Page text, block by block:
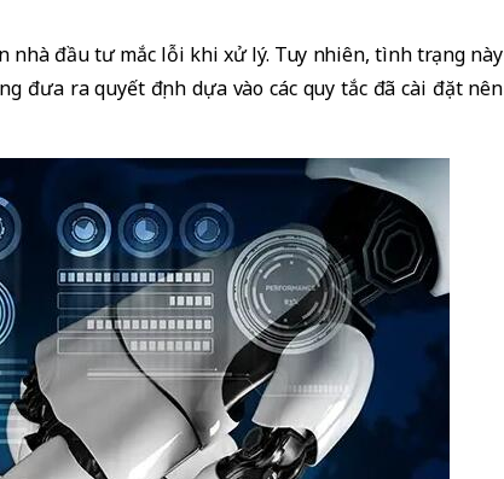
nhà đầu tư mắc lỗi khi xử lý. Tuy nhiên, tình trạng này
đưa ra quyết định dựa vào các quy tắc đã cài đặt nên